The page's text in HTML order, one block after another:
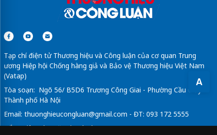
A
Tạp chí điện tử Thương hiệu và Công luận của cơ quan Trung
ương Hiệp hội Chống hàng giả và Bảo vệ Thương hiệu Việt Nam
(Vatap)
Tòa soạn: Ngõ 56/ B5D6 Trương Công Giai - Phường Cầu Giấy -
Thành phố Hà Nội
Email: thuonghieucongluan@gmail.com - ĐT: 093 172 5555
Tổng Biên Tập: Vũ Đức Thuận